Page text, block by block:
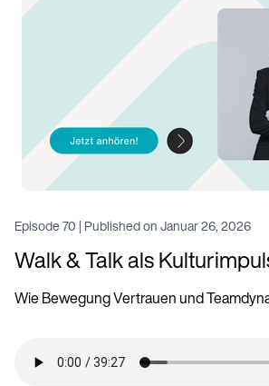
Episode70 | Published onJanuar 26, 2026
Walk & Talk als
Wie Bewegung Vertrauen und